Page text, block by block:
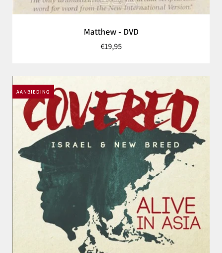
Matthew - DVD
€19,95
AANBIEDING